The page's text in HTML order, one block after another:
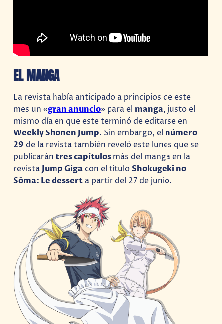
EL MANGA
La revista había anticipado a principios de este
mes un «gran anuncio» para el manga, justo el
mismo día en que este terminó de editarse en
Weekly Shonen Jump. Sin embargo, el número
29 de la revista también reveló este lunes que se
publicarántres capítulos más del manga en la
revista Jump Gigacon el títuloShokugeki no
Sōma: Le dessert a partir del 27 de junio.